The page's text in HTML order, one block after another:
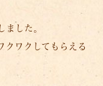
した。
クワクしてもらえる